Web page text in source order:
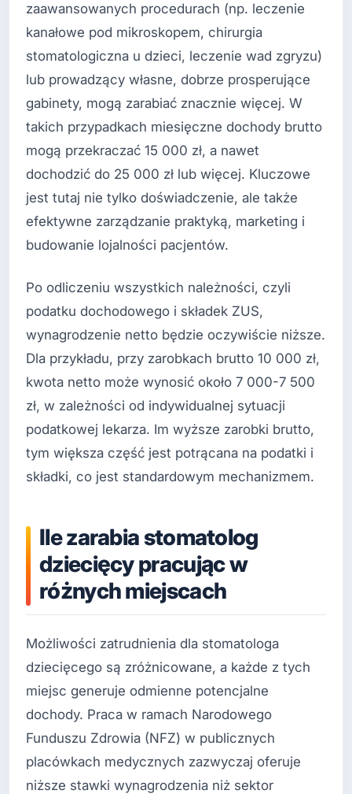
zaawansowanych procedurach (np. leczenie
kanałowe pod mikroskopem, chirurgia
stomatologiczna u dzieci, leczenie wad zgryzu)
lub prowadzący własne, dobrze prosperujące
gabinety, mogą zarabiać znacznie więcej. W
takich przypadkach miesięczne dochody brutto
mogą przekraczać 15 000 zł, a nawet
dochodzić do 25 000 zł lub więcej. Kluczowe
jest tutaj nie tylko doświadczenie, ale także
efektywne zarządzanie praktyką, marketing i
budowanie lojalności pacjentów.
Po odliczeniu wszystkich należności, czyli
podatku dochodowego i składek ZUS,
wynagrodzenie netto będzie oczywiście niższe.
Dla przykładu, przy zarobkach brutto 10 000 zł,
kwota netto może wynosić około 7 000-7 500
zł, w zależności od indywidualnej sytuacji
podatkowej lekarza. Im wyższe zarobki brutto,
tym większa część jest potrącana na podatki i
składki, co jest standardowym mechanizmem.
Ile zarabia stomatolog
dziecięcy pracując w
różnych miejscach
Możliwości zatrudnienia dla stomatologa
dziecięcego są zróżnicowane, a każde z tych
miejsc generuje odmienne potencjalne
dochody. Praca w ramach Narodowego
Funduszu Zdrowia (NFZ) w publicznych
placówkach medycznych zazwyczaj oferuje
niższe stawki wynagrodzenia niż sektor